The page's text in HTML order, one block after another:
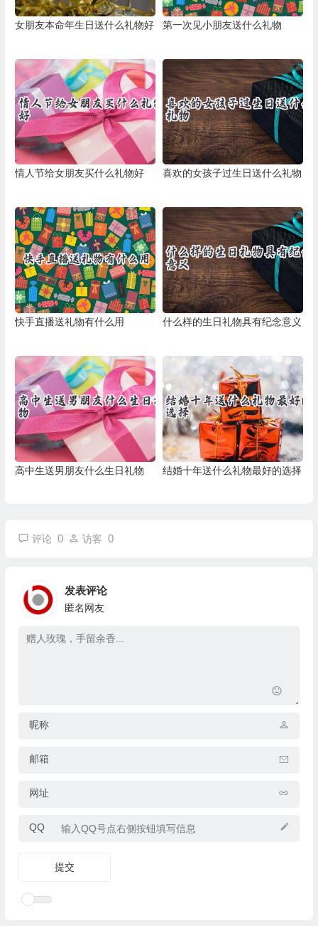
女朋友本命年生日送什么礼物好 第一次见小朋友送什么礼物
情人节给女朋友买什么礼物好 喜欢的女孩子过生日送什么礼物
快手直播送礼物有什么用 什么样的生日礼物具有纪念意义
高中生送男朋友什么生日礼物 结婚十年送什么礼物最好的选择
评论 0 访客 0
发表评论
匿名网友
昵称
邮箱
网址
QQ